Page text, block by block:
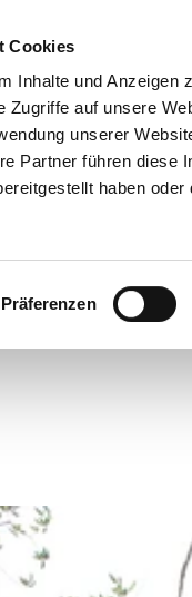
Cookies
Inhalte und
Zugriffe auf unsere
unserer
Partner führen diese
haben
Präferenzen
Genuss Suche